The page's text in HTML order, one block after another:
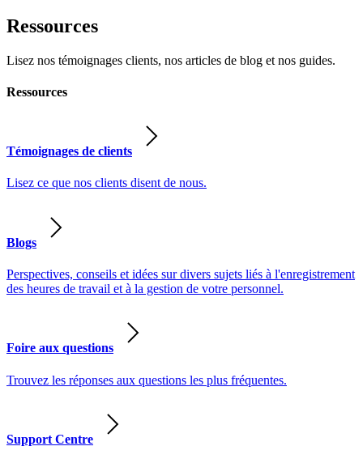
Ressources
Lisez nos témoignages clients, nos articles de blog et nos guides.
Ressources
Témoignages de clients
Lisez ce que nos clients disent de nous.
Blogs
Perspectives, conseils et idées sur divers sujets liés à l'enregistrement
des heures de travail et à la gestion de votre personnel.
Foire aux questions
Trouvez les réponses aux questions les plus fréquentes.
Support Centre